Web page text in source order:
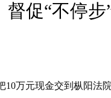
督促“不停步
万元现金交到枞阳法院